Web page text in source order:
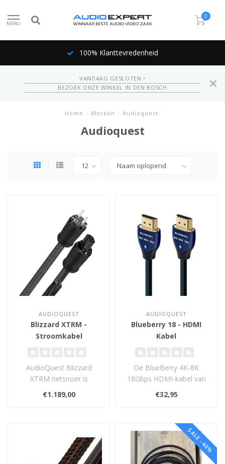
MENU
0
100% Klanttevredenheid
VANDAAG GESLOTEN •
BEZOEK ONZE WINKEL IN DEN BOSCH
Home / Merken / Audioquest
Audioquest
AUDIOQUEST
Blizzard XTRM -
Stroomkabel
AudioQuest Blizzard
XTRM netsnoer is
voorzien van luxe Mistral
Series connectore..
€1.189,00
AUDIOQUEST
Blueberry 18 - HDMI
Kabel
De BlueBerry 4K-8K
18Gbps HDMI-kabel van
AudioQuest combineert
superieure materi..
€32,95
SALE -40%